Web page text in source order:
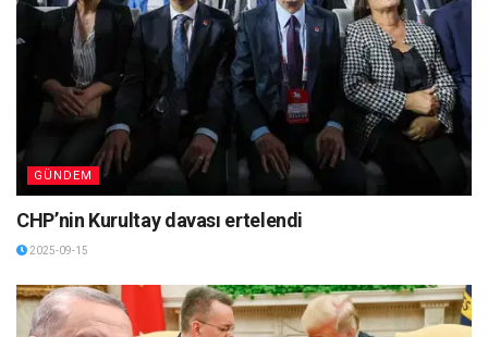
GÜNDEM
CHP’nin Kurultay davası ertelendi
2025-09-15